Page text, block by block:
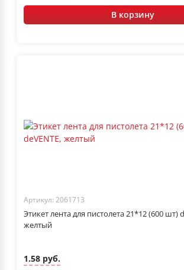
В корзину
Артикул: 2061713
Этикет лента для пистолета 21*12 (600 шт)
желтый
1.58 руб.